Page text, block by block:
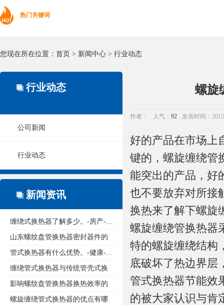
热门关键词
您现在所在位置： 首页 > 新闻中心 > 行业动态
行业动态
公司新闻
行业动态
新闻资讯
缠绕式换热器了解多少。-房产-...
山东螺纹盘管换热器密封器件的
重...
管式换热器有什么优势。-健康-...
缠绕管式换热器与传统管壳式换
热...
影响螺纹盘管换热器换热效率的
原...
螺旋缠绕管式换热器的优点有哪
螺旋
作者： 人气： 92 发表时间：
好的产品在市场上
键的， 螺旋缠绕管
能突出的产品，好
也不要放弃对所接
换热来了解下螺旋
螺旋缠绕管换热器
特的螺旋缠绕结构
底破坏了热边界层
管式换热器节能效
的被大家认识与肯